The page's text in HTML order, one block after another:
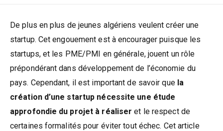
De plus en plus de jeunes algériens veulent créer une
startup. Cet engouement est à encourager puisque les
startups, et les PME/PMI en générale, jouent un rôle
prépondérant dans développement de l’économie du
pays. Cependant, il est important de savoir que la
création d’une startup nécessite une étude
approfondie du projet à réaliser et le respect de
certaines formalités pour éviter tout échec. Cet article